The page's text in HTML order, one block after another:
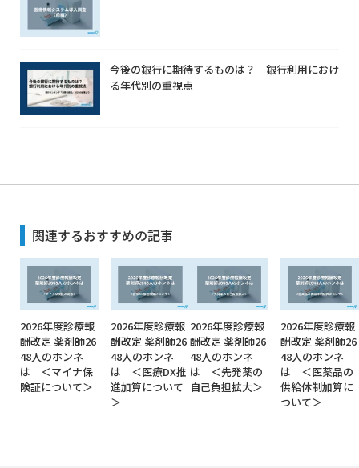
今後の銀行に期待するものは？ 銀行利用におけ
る年代別の重視点
関連するおすすめの記事
2026年度診療報
酬改定 薬剤師26
48人のホンネ
は ＜マイナ保
険証について＞
2026年度診療報
酬改定 薬剤師26
48人のホンネ
は ＜医療DX推
進加算について
＞
2026年度診療報
酬改定 薬剤師26
48人のホンネ
は ＜先発薬の
自己負担拡大＞
2026年度診療報
酬改定 薬剤師26
48人のホンネ
は ＜医薬品の
供給体制加算に
ついて＞